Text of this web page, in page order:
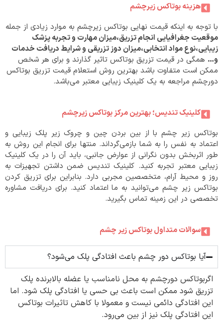
هزینه بوتاکس زیرچشم
با توجه به اینکه قیمت نهایی بوتاکس زیرچشم به موارد زیادی از جمله
موقعیت جغرافیایی انجام تزریق،میزان مهارت و تجربه پزشک
زیبایی،نوع مواد انتخابی،میزان دوز تزریقی و شرایط دریافت خدمات
و… همگی در قیمت تزریق بوتاکس تاثیر گذارند و برای هر شخص
ممکن است متفاوت باشد بهترین روش استعلام قیمت تزریق بوتاکس
دورچشم مراجعه به یک کلینیک زیبایی معتبر می‌باشد.
کلینیک تندیس؛ بهترین مرکز بوتاکس زیرچشم
بوتاکس زیر چشم با از بین بردن چین و چروک زیر پلک زیبایی و
اعتماد به نفس را به شما بازمی‌گرداند. منتها برای انجام این روش به
طور اثربخش بدون نگرانی از عوارض جانبی، باید آن را در یک کلینیک
زیبایی معتبر تجربه کنید. کلینیک تندیس ضمن داشتن تجهیزات به
روز و محیط آرام، متخصصین مجربی دارد. بنابراین برای تزریق کردن
بوتاکس زیر چشم می‌توانید به ما اعتماد کنید. برای دریافت مشاوره
تخصصی در این زمینه تماس بگیرید.
سوالات متداول بوتاکس زیر چشم
آیا بوتاکس دور چشم باعث افتادگی پلک می‌شود؟
اگربوتاکس دورچشم به محل نامناسب یا عضله بالابرنده پلک
تزریق شود ممکن است باعث بی حسی یا افتادگی پلک شود. اما
این افتادگی دائمی نیست و معمولا با کاهش تاثیرات بوتاکس
این افتادگی پلک نیز از بین می‌رود.